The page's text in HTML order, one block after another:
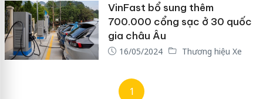
VinFast bổ sung thêm
700.000 cổng sạc ở 30 quốc
gia châu Âu
16/05/2024 Thương hiệu Xe
1